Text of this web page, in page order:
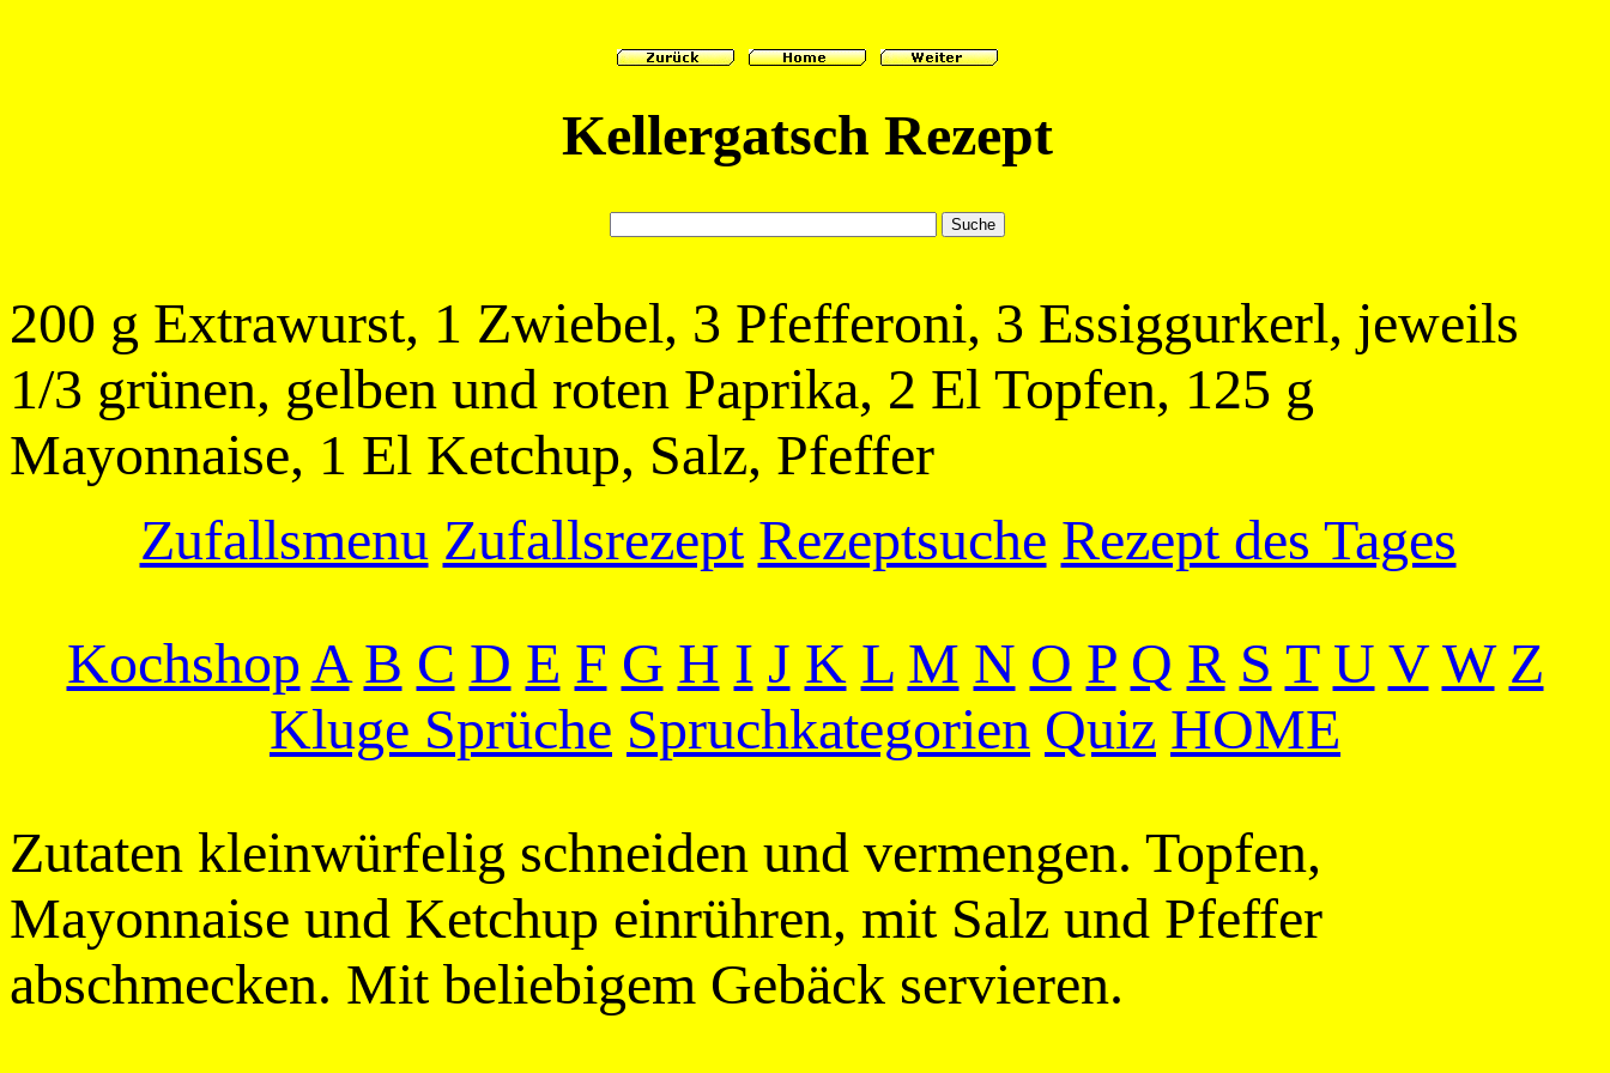
Kellergatsch Rezept
200 g Extrawurst, 1 Zwiebel, 3 Pfefferoni, 3 Essiggurkerl, jeweils
1/3 grünen, gelben und roten Paprika, 2 El Topfen, 125 g
Mayonnaise, 1 El Ketchup, Salz, Pfeffer
Zufallsmenu Zufallsrezept Rezeptsuche Rezept des Tages
KochshopA B C D E F G H I J K L M N O P Q R S T U V W Z
Kluge Sprüche Spruchkategorien Quiz HOME
Zutaten kleinwürfelig schneiden und vermengen. Topfen,
Mayonnaise und Ketchup einrühren, mit Salz und Pfeffer
abschmecken. Mit beliebigem Gebäck servieren.